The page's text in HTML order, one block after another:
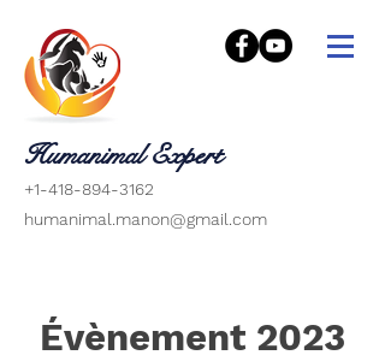
Humanimal Expert
+1-418-894-3162
humanimal.manon@gmail.com
Évènement 2023